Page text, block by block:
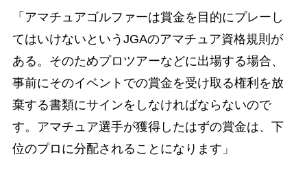
「アマチュアゴルファーは賞金を目的にプレーし
てはいけないというJGAのアマチュア資格規則が
ある。そのためプロツアーなどに出場する場合、
事前にそのイベントでの賞金を受け取る権利を放
棄する書類にサインをしなければならないので
す。アマチュア選手が獲得したはずの賞金は、下
位のプロに分配されることになります」